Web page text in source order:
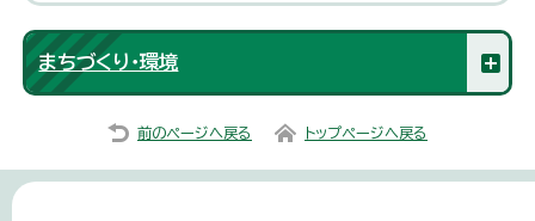
まちづくり・環境
前のページへ戻る トップページへ戻る